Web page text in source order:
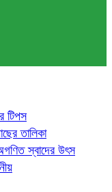
টিপস
তালিকা
স্বাদের উৎস